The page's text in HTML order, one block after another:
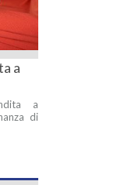
a
a
di